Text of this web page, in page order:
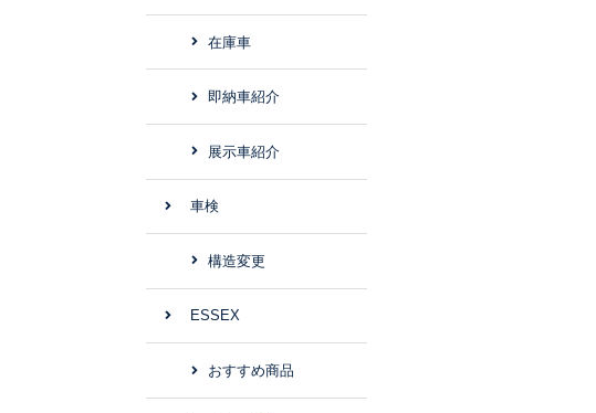
在庫車
即納車紹介
展示車紹介
車検
構造変更
ESSEX
おすすめ商品